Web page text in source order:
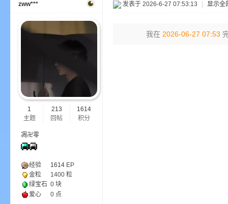
zww***
1
主题
213
回帖
1614
积分
凋卍零
经验 1614 EP
金粒
1400 粒
绿宝石 0 块
爱心
0 点
发表于 2026-6-27 07:53:13 显示全
我在 2026-06-27 07:53